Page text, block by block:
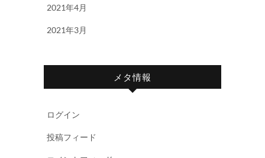
2021年4月
2021年3月
メタ情報
ログイン
投稿フィード